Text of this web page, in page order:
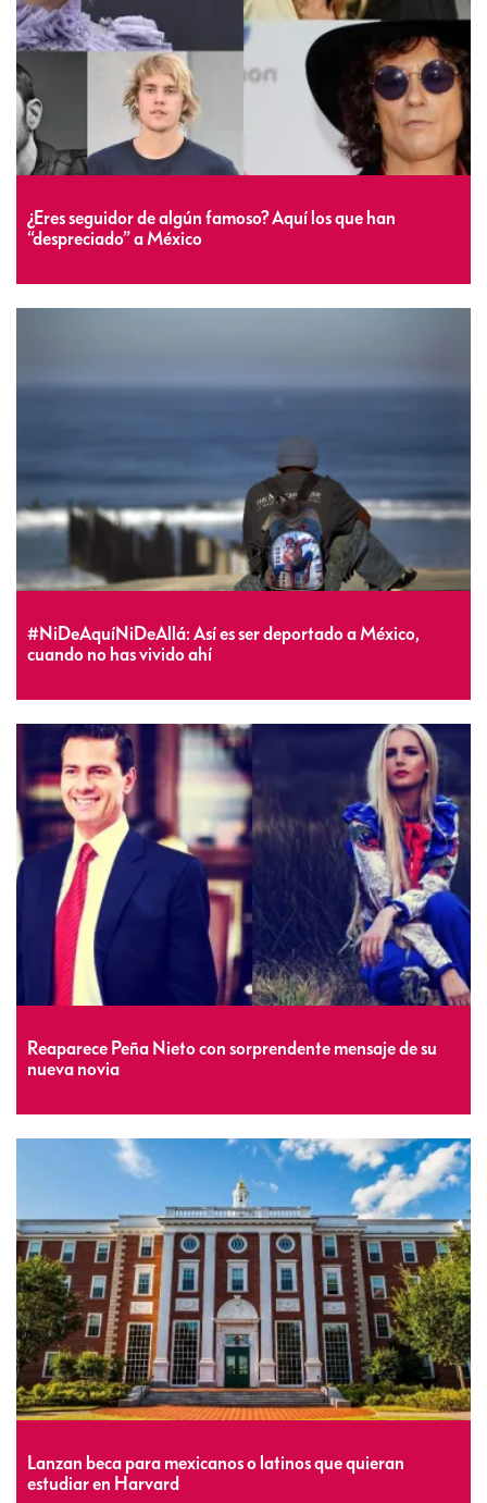
¿Eres seguidor de algún famoso? Aquí los que han
“despreciado” a México
#NiDeAquíNiDeAllá: Así es ser deportado a México,
cuando no has vivido ahí
Reaparece Peña Nieto con sorprendente mensaje de su
nueva novia
Lanzan beca para mexicanos o latinos que quieran
estudiar en Harvard